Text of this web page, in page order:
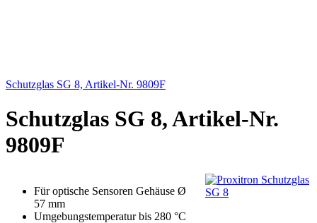
Schutzglas SG 8, Artikel-Nr. 9809F
Schutzglas SG 8, Artikel-Nr.
9809F
Für optische Sensoren Gehäuse Ø
57 mm
Umgebungstemperatur bis 280 °C